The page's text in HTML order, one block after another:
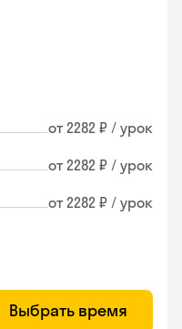
от 2282 ₽ / урок
от 2282 ₽ / урок
от 2282 ₽ / урок
Выбрать время